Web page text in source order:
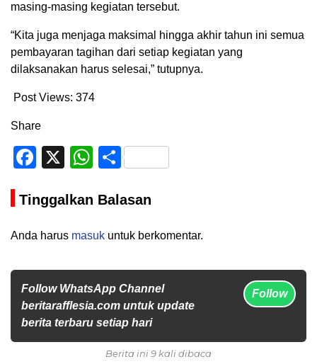
masing-masing kegiatan tersebut.
“Kita juga menjaga maksimal hingga akhir tahun ini semua
pembayaran tagihan dari setiap kegiatan yang
dilaksanakan harus selesai,” tutupnya.
Post Views: 374
Share
Facebook
X WhatsApp
Share
Tinggalkan Balasan
Anda harus masuk untuk berkomentar.
Follow WhatsApp Channel
beritarafflesia.com untuk update
berita terbaru setiap hari
Follow
Berita ini 9 kali dibaca